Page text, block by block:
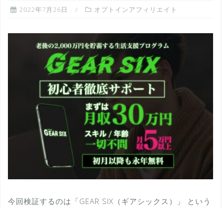
2022年7月26日 オプトインアフィリエイト
今回検証するのは「GEAR SIX（ギアシックス）」 という